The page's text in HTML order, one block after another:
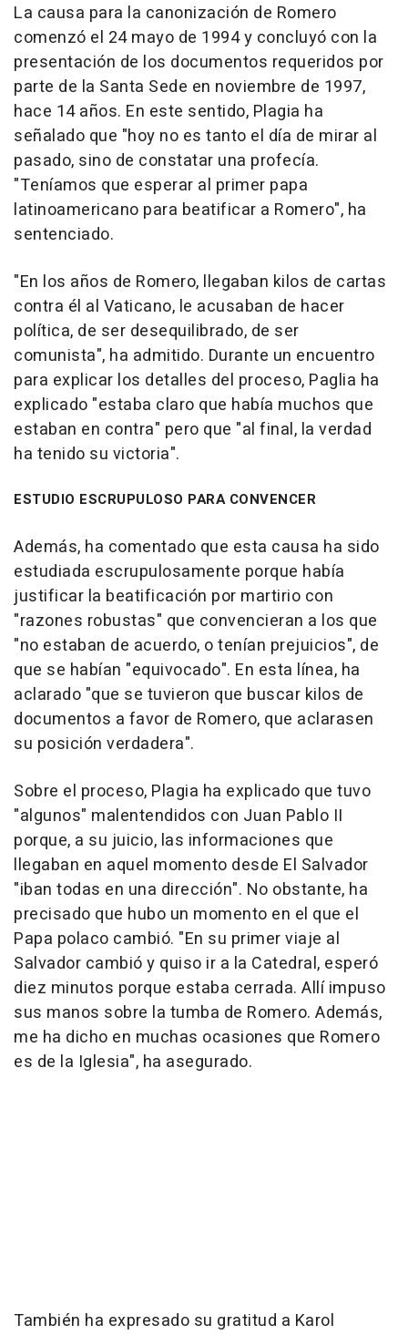
La causa para la canonización de Romero
comenzó el 24 mayo de 1994 y concluyó con la
presentación de los documentos requeridos por
parte de la Santa Sede en noviembre de 1997,
hace 14 años. En este sentido, Plagia ha
señalado que "hoy no es tanto el día de mirar al
pasado, sino de constatar una profecía.
"Teníamos que esperar al primer papa
latinoamericano para beatificar a Romero", ha
sentenciado.
"En los años de Romero, llegaban kilos de cartas
contra él al Vaticano, le acusaban de hacer
política, de ser desequilibrado, de ser
comunista", ha admitido. Durante un encuentro
para explicar los detalles del proceso, Paglia ha
explicado "estaba claro que había muchos que
estaban en contra" pero que "al final, la verdad
ha tenido su victoria".
ESTUDIO ESCRUPULOSO PARA CONVENCER
Además, ha comentado que esta causa ha sido
estudiada escrupulosamente porque había
justificar la beatificación por martirio con
"razones robustas" que convencieran a los que
"no estaban de acuerdo, o tenían prejuicios", de
que se habían "equivocado". En esta línea, ha
aclarado "que se tuvieron que buscar kilos de
documentos a favor de Romero, que aclarasen
su posición verdadera".
Sobre el proceso, Plagia ha explicado que tuvo
"algunos" malentendidos con Juan Pablo II
porque, a su juicio, las informaciones que
llegaban en aquel momento desde El Salvador
"iban todas en una dirección". No obstante, ha
precisado que hubo un momento en el que el
Papa polaco cambió. "En su primer viaje al
Salvador cambió y quiso ir a la Catedral, esperó
diez minutos porque estaba cerrada. Allí impuso
sus manos sobre la tumba de Romero. Además,
me ha dicho en muchas ocasiones que Romero
es de la Iglesia", ha asegurado.
También ha expresado su gratitud a Karol